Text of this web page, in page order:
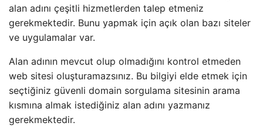
alan adını çeşitli hizmetlerden talep etmeniz
gerekmektedir. Bunu yapmak için açık olan bazı siteler
ve uygulamalar var.
Alan adının mevcut olup olmadığını kontrol etmeden
web sitesi oluşturamazsınız. Bu bilgiyi elde etmek için
seçtiğiniz güvenli domain sorgulama sitesinin arama
kısmına almak istediğiniz alan adını yazmanız
gerekmektedir.